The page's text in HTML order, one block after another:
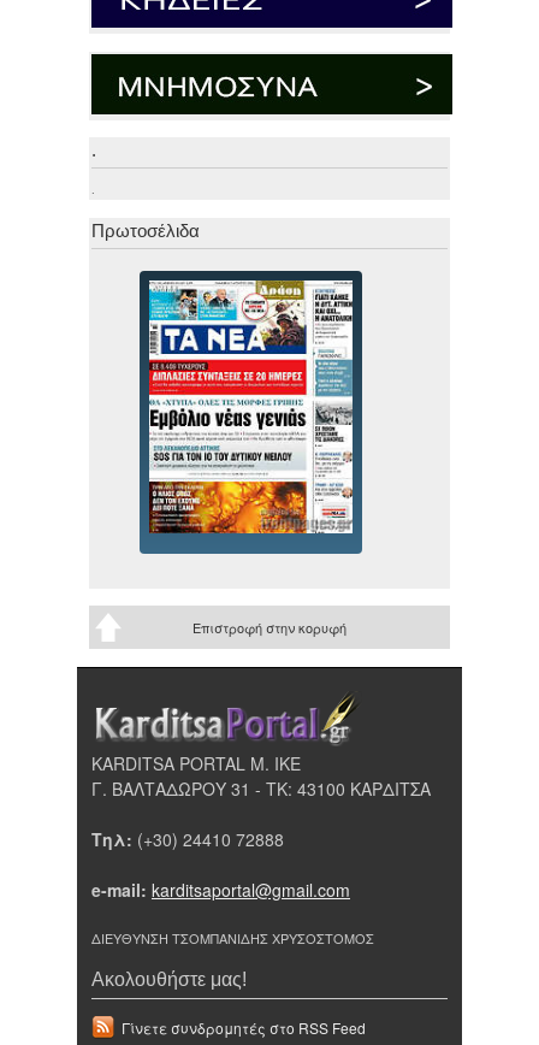
.
.
Πρωτοσέλιδα
Επιστροφή στην κορυφή
KARDITSA PORTAL Μ. ΙΚΕ
Γ. ΒΑΛΤΑΔΩΡΟΥ 31 - ΤΚ: 43100 ΚΑΡΔΙΤΣΑ
Τηλ: (+30) 24410 72888
e-mail: karditsaportal@gmail.com
ΔΙΕΥΘΥΝΣΗ ΤΣΟΜΠΑΝΙΔΗΣ ΧΡΥΣΟΣΤΟΜΟΣ
Ακολουθήστε μας!
Γίνετε συνδρομητές στο RSS Feed